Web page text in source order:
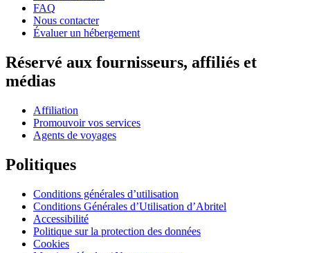
FAQ
Nous contacter
Évaluer un hébergement
Réservé aux fournisseurs, affiliés et
médias
Affiliation
Promouvoir vos services
Agents de voyages
Politiques
Conditions générales d’utilisation
Conditions Générales d’Utilisation d’Abritel
Accessibilité
Politique sur la protection des données
Cookies